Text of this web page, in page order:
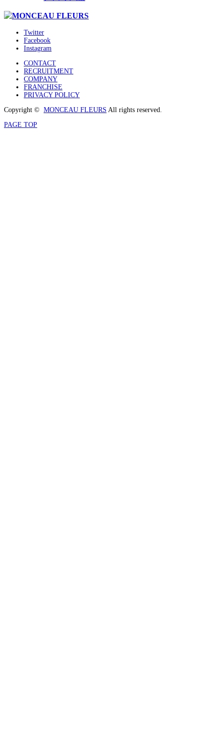
Twitter
Facebook
Instagram
CONTACT
RECRUITMENT
COMPANY
FRANCHISE
PRIVACY POLICY
Copyright © MONCEAU FLEURS All rights reserved.
PAGE TOP